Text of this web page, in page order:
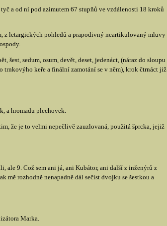
a od ní pod azimutem 67 stupňů ve vzdálenosti 18 kroků
z letargických pohledů a prapodivný neartikulovaný mluvy
šest, sedum, osum, devět, deset, jedenáct, (náraz do sloupu
keře a finální zamotání se v něm), krok čtrnáct již
a hromadu plechovek.
že je to velmi nepečlivě zauzlovaná, použitá šprcka, jejiž
ale 9. Což sem ani já, ani Kubátor, ani další z inženýrů z
mě rozhodně nenapadně dál sečíst dvojku se šestkou a
Marka.